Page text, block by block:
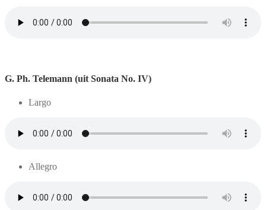
G. Ph. Telemann (uit Sonata No. IV)
Largo
Allegro